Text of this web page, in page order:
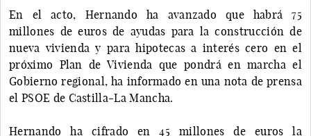
En el acto, Hernando ha avanzado que habrá 75
millones de euros de ayudas para la construcción de
nueva vivienda y para hipotecas a interés cero en el
próximo Plan de Vivienda que pondrá en marcha el
Gobierno regional, ha informado en una nota de prensa
el PSOE de Castilla-La Mancha.
Hernando ha cifrado en 45 millones de euros la